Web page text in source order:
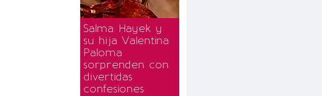
Salma Hayek y
su hija Valentina
Paloma
sorprenden con
divertidas
confesiones